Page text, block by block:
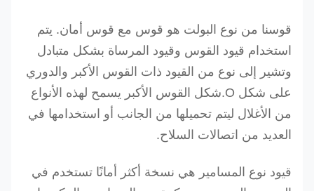
قوسنا من نوع البولت هو قوس مع قوس أمان. يتم
استخدام قيود القوس وقيود المرساة بشكل متبادل
وتشير إلى نوع من القيود ذات القوس الأكبر والدوري
على شكل O.شكل القوس الأكبر يسمح لهذه الأنواع
من الأغلال ليتم تحميلها من الجانب أو استخدامها في
العديد من اتصالات السلاح.
قيود نوع المسامير هي نسخة أكثر أمانًا تستخدم في